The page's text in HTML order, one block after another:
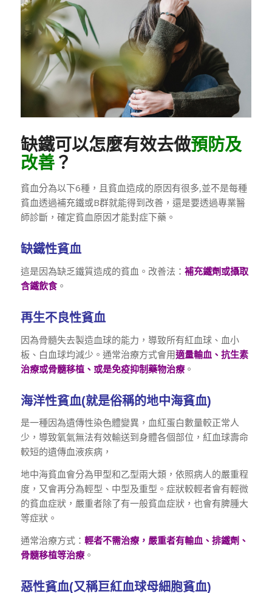
缺鐵可以怎麼有效去做預防及
改善？
貧血分為以下6種，且貧血造成的原因有很多,並不是每種
貧血透過補充鐵或B群就能得到改善，還是要透過專業醫
師診斷，確定貧血原因才能對症下藥。
缺鐵性貧血
這是因為缺乏鐵質造成的貧血。改善法： 補充鐵劑或攝取
含鐵飲食。
再生不良性貧血
因為骨髓失去製造血球的能力，導致所有紅血球、血小
板、白血球均減少。通常治療方式會用適量輸血、抗生素
治療或骨髓移植、或是免疫抑制藥物治療。
海洋性貧血(就是俗稱的地中海貧血)
是一種因為遺傳性染色體變異，血紅蛋白數量較正常人
少，導致氧氣無法有效輸送到身體各個部位，紅血球壽命
較短的遺傳血液疾病，
地中海貧血會分為甲型和乙型兩大類，依照病人的嚴重程
度，又會再分為輕型、中型及重型。症狀較輕者會有輕微
的貧血症狀，嚴重者除了有一般貧血症狀，也會有脾腫大
等症狀。
通常治療方式： 輕者不需治療，嚴重者有輸血、排鐵劑、
骨髓移植等治療。
惡性貧血(又稱巨紅血球母細胞貧血)